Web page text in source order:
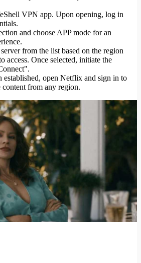
VPN app. Upon opening, log in
and choose APP mode for an
from the list based on the region
access. Once selected, initiate the
open Netflix and sign in to
from any region.